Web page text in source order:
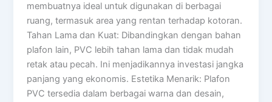
membuatnya ideal untuk digunakan di berbagai
ruang, termasuk area yang rentan terhadap kotoran.
Tahan Lama dan Kuat: Dibandingkan dengan bahan
plafon lain, PVC lebih tahan lama dan tidak mudah
retak atau pecah. Ini menjadikannya investasi jangka
panjang yang ekonomis. Estetika Menarik: Plafon
PVC tersedia dalam berbagai warna dan desain,